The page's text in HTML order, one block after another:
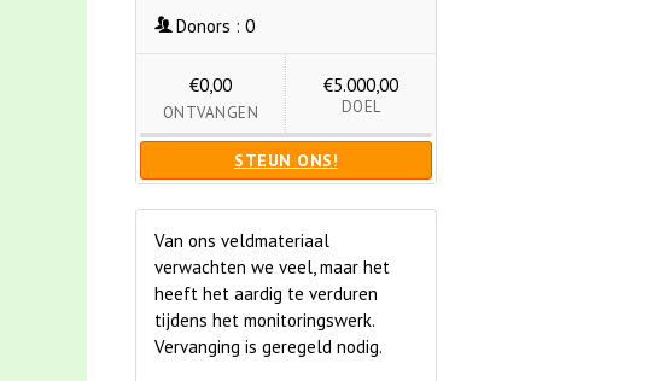
Donors : 0
€0,00
ONTVANGEN
€5.000,00
DOEL
STEUN ONS!
Van ons veldmateriaal
verwachten we veel, maar het
heeft het aardig te verduren
tijdens het monitoringswerk.
Vervanging is geregeld nodig.